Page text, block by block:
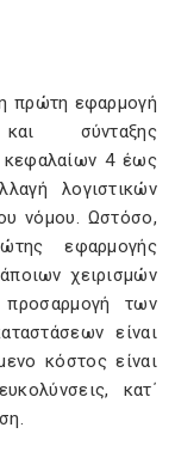
πρώτη εφαρμογή
σύνταξης
κεφαλαίων 4 έως
λογιστικών
νόμου. Ωστόσο,
εφαρμογής
χειρισμών
των
είναι
κόστος είναι
κατ΄